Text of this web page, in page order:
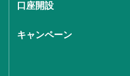
口座開設
キャンペーン